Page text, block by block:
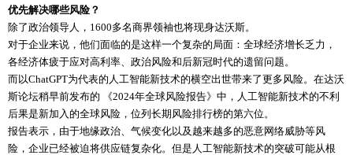
优先解决哪些风险？
除了政治领导人，1600多名商界领袖也将现身达沃斯。
对于企业来说，他们面临的是这样一个复杂的局面：全球经济增长乏力，
各经济体疲于应对高利率、政治风险和后新冠时代的遗留问题。
而以ChatGPT为代表的人工智能新技术的横空出世带来了更多风险。在达沃
斯论坛稍早前发布的 《2024年全球风险报告》中，人工智能新技术的不利
后果是新加入的全球风险，位列长期风险排行榜的第六位。
报告表示，由于地缘政治、气候变化以及越来越多的恶意网络威胁等风
险，企业已经被迫将供应链复杂化。但是人工智能新技术的突破可能从根